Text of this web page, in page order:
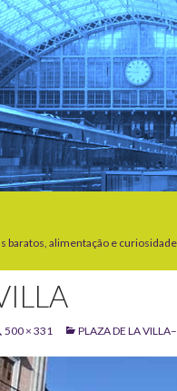
baratos, alimentação e
500 × 331 PLAZA DE LA